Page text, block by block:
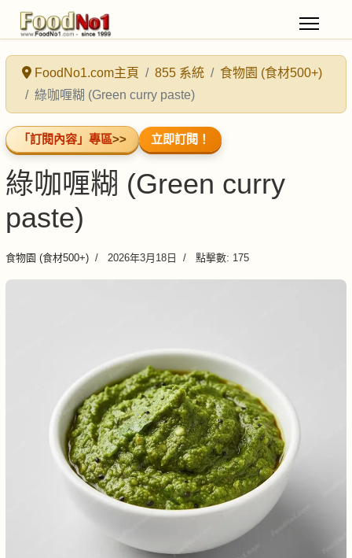
FoodNo1.com主頁 855 系統
食物園 (食材500+)
綠咖喱糊 (Green curry paste)
「訂閱內容」專區>> 立即訂閱！
綠咖喱糊 (Green curry
paste)
食物園 (食材500+) 2026年3月18日 點擊數: 175